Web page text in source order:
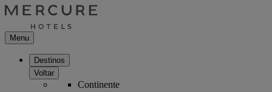
Menu
Destinos
Voltar
Continente